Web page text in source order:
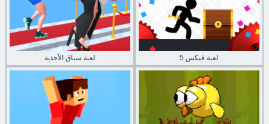
لعبة سباق الأحذية لعبة فيكس 5